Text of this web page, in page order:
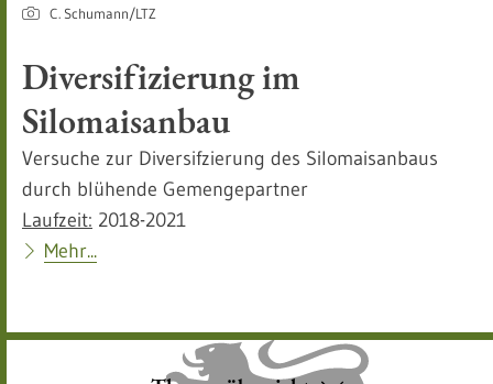
C. Schumann/LTZ
Diversifizierung im
Silomaisanbau
Versuche zur Diversifzierung des Silomaisanbaus
durch blühende Gemengepartner
Laufzeit: 2018-2021
Mehr...